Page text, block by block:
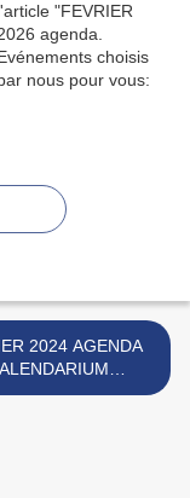
2024 AGENDA
choisis par